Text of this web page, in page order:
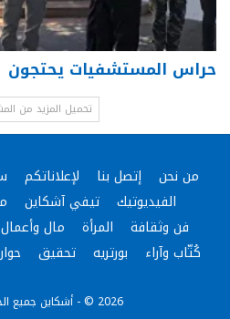
حراس المستشفيات يحتجون
تحميل المزيد من
من نحن إتصل بنا لإعلاناتكم
الفيديوتيك
تيفي آشكاين
فن وثقافة
المرأة مال وأعمال
كُتّاب وآراء
بورتريه تحقيق حوار
2026 © - أشكاين جميع الحقوق محفوظة